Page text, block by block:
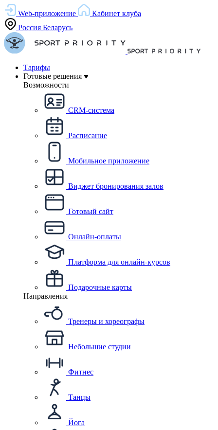
Web-приложение
Кабинет клуба
Россия Беларусь
Тарифы
Готовые решения
Возможности
CRM-система
Расписание
Мобильное приложение
Виджет бронирования залов
Готовый сайт
Онлайн-оплаты
Платформа для онлайн-курсов
Подарочные карты
Направления
Тренеры и хореографы
Небольшие студии
Фитнес
Танцы
Йога